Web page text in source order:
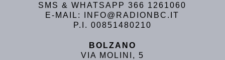
SMS & WHATSAPP 366 1261060
E-MAIL: INFO@RADIONBC.IT
P.I. 00851480210
BOLZANO
VIA MOLINI, 5